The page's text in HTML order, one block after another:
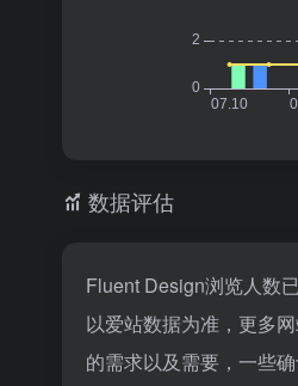
数据评估
Fluent Design浏览人数
以爱站数据为准，更多
的需求以及需要，一些